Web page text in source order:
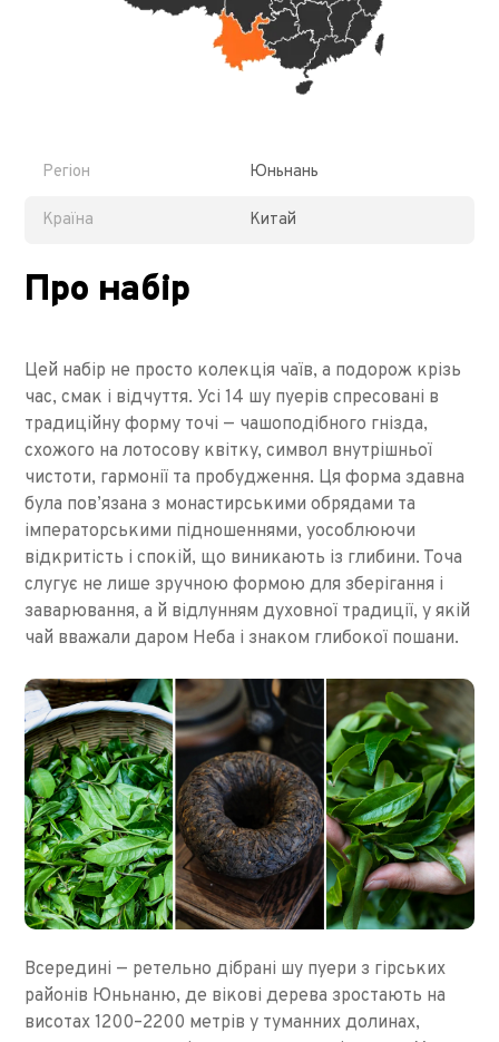
Регіон Юньнань
Країна Китай
Про набір
Цей набір не просто колекція чаїв, а подорож крізь
час, смак і відчуття. Усі 14 шу пуерів спресовані в
традиційну форму точі — чашоподібного гнізда,
схожого на лотосову квітку, символ внутрішньої
чистоти, гармонії та пробудження. Ця форма здавна
була пов’язана з монастирськими обрядами та
імператорськими підношеннями, уособлюючи
відкритість і спокій, що виникають із глибини. Точа
слугує не лише зручною формою для зберігання і
заварювання, а й відлунням духовної традиції, у якій
чай вважали даром Неба і знаком глибокої пошани.
Всередині — ретельно дібрані шу пуери з гірських
районів Юньнаню, де вікові дерева зростають на
висотах 1200–2200 метрів у туманних долинах,